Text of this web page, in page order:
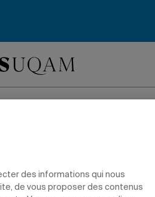
devancer
des informations qui nous
de vous proposer des contenus